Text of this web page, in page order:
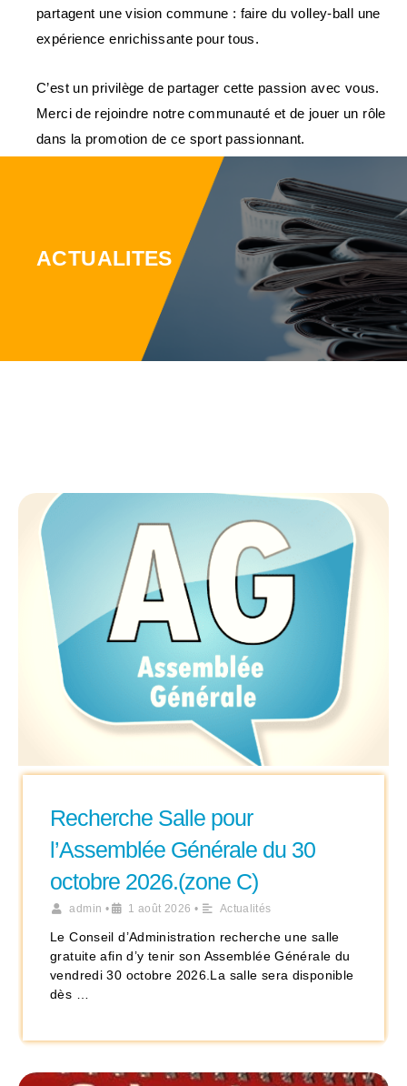
partagent une vision commune : faire du volley-ball une
expérience enrichissante pour tous.
C’est un privilège de partager cette passion avec vous.
Merci de rejoindre notre communauté et de jouer un rôle
dans la promotion de ce sport passionnant.
ACTUALITES
Recherche Salle pour
l’Assemblée Générale du 30
octobre 2026.(zone C)
admin • 1 août 2026 • Actualités
Le Conseil d’Administration recherche une salle
gratuite afin d’y tenir son Assemblée Générale du
vendredi 30 octobre 2026.La salle sera disponible
dès …